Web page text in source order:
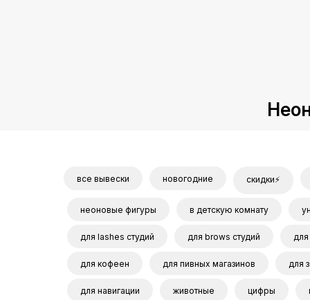
все вывески новогодние скидки⚡
неоновые фигуры в детскую комнату
для lashes студий для brows студий
для кофеен для пивных магазинов для
для навигации животные цифры